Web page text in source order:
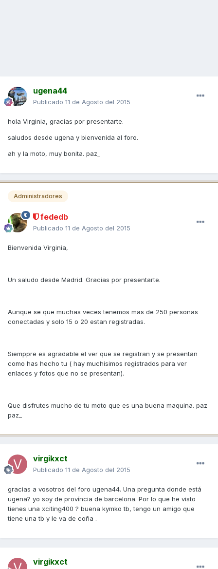
ugena44
Publicado 11 de Agosto del 2015
hola Virginia, gracias por presentarte.
saludos desde ugena y bienvenida al foro.
ah y la moto, muy bonita. paz_
Administradores
fededb
Publicado 11 de Agosto del 2015
Bienvenida Virginia,
Un saludo desde Madrid. Gracias por presentarte.
Aunque se que muchas veces tenemos mas de 250 personas
conectadas y solo 15 o 20 estan registradas.
Siemppre es agradable el ver que se registran y se presentan
como has hecho tu ( hay muchisimos registrados para ver
enlaces y fotos que no se presentan).
Que disfrutes mucho de tu moto que es una buena maquina. paz_
paz_
virgikxct
Publicado 11 de Agosto del 2015
gracias a vosotros del foro ugena44. Una pregunta donde está
ugena? yo soy de província de barcelona. Por lo que he visto
tienes una xciting400 ? buena kymko tb, tengo un amigo que
tiene una tb y le va de coña .
virgikxct